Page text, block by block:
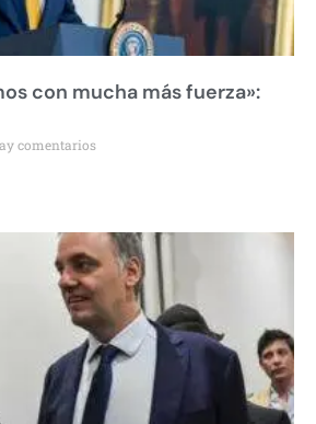
con mucha más fuerza»:
comentarios